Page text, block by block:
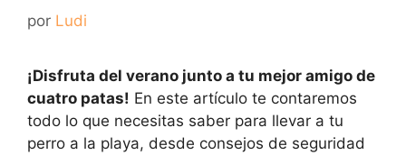
por Ludi
¡Disfruta del verano junto a tu mejor amigo de
cuatro patas! En este artículo te contaremos
todo lo que necesitas saber para llevar a tu
perro a la playa, desde consejos de seguridad